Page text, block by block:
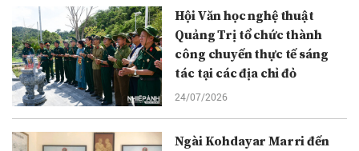
Hội Văn học nghệ thuật
Quảng Trị tổ chức thành
công chuyến thực tế sáng
tác tại các địa chỉ đỏ
24/07/2026
Ngài Kohdayar Marri đến